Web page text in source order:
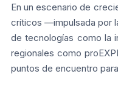
En un escenario de
críticos —impulsada por
de tecnologías como la
regionales como
puntos de encuentro